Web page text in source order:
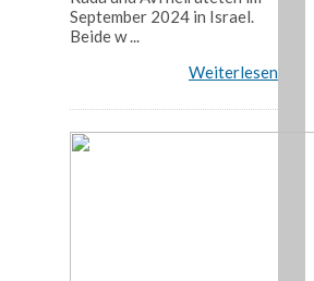
September 2024 in Israel.
Beide w ...
Weiterlesen